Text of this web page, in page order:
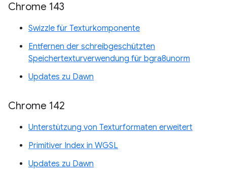
Chrome 143
Swizzle für Texturkomponente
Entfernen der schreibgeschützten
Speichertexturverwendung für bgra8unorm
Updates zu Dawn
Chrome 142
Unterstützung von Texturformaten erweitert
Primitiver Index in WGSL
Updates zu Dawn